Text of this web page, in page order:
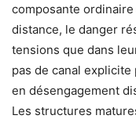
composante
distance, le danger
tensions que dans
pas de canal
en désengagement
Les structures